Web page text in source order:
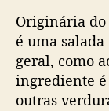
Originária do
é uma
geral, como
ingrediente
outras